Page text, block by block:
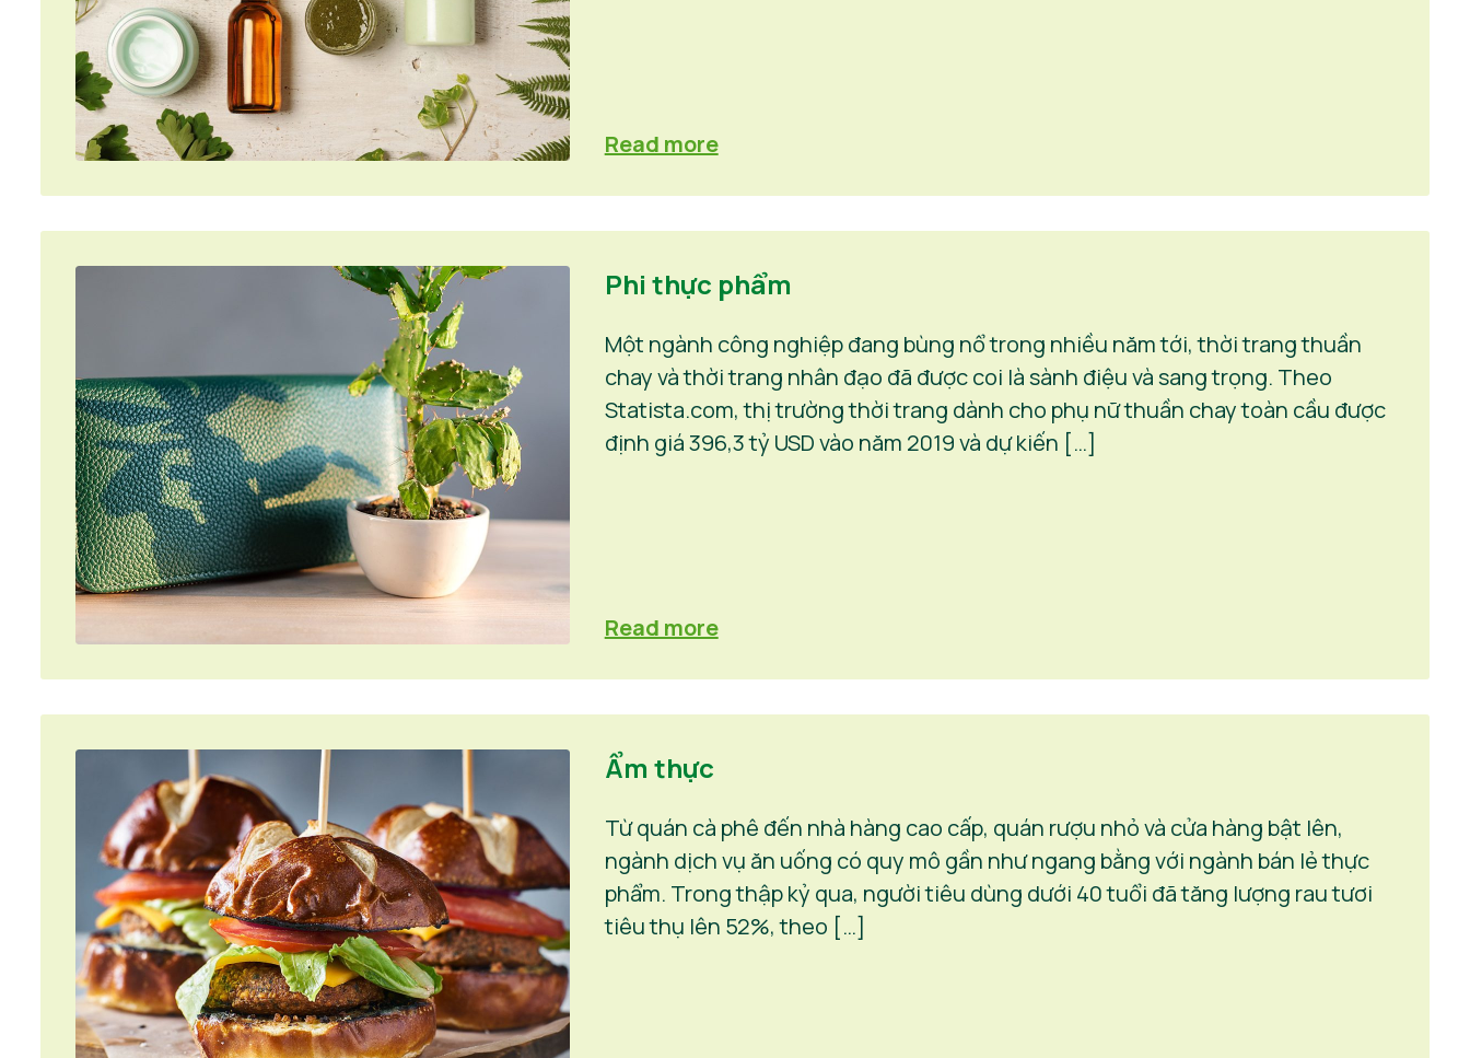
Read more
Phi thực phẩm
Một ngành công nghiệp đang bùng nổ trong nhiều năm tới, thời trang thuần
chay và thời trang nhân đạo đã được coi là sành điệu và sang trọng. Theo
Statista.com, thị trường thời trang dành cho phụ nữ thuần chay toàn cầu được
định giá 396,3 tỷ USD vào năm 2019 và dự kiến […]
Read more
Ẩm thực
Từ quán cà phê đến nhà hàng cao cấp, quán rượu nhỏ và cửa hàng bật lên,
ngành dịch vụ ăn uống có quy mô gần như ngang bằng với ngành bán lẻ thực
phẩm. Trong thập kỷ qua, người tiêu dùng dưới 40 tuổi đã tăng lượng rau tươi
tiêu thụ lên 52%, theo […]